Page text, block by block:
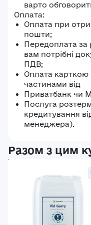
варто
Оплата:
Оплата при
пошти;
Передоплата за
вам потрібні
ПДВ;
Оплата карткою
частинами від
Приватбанк чи
Послуга
кредитування
менеджера).
Разом з цим